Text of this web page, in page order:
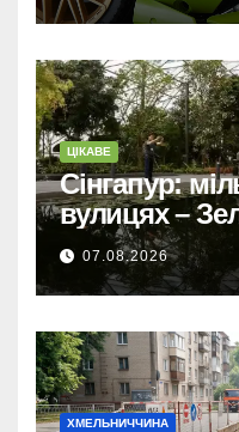
ЦІКАВЕ
Сінгапур:
вулицях –
міста-
07.08.2026
ХМЕЛЬНИЧЧИНА